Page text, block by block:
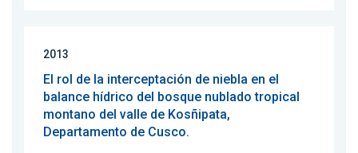
2013
El rol de la interceptación de niebla en el
balance hídrico del bosque nublado tropical
montano del valle de Kosñipata,
Departamento de Cusco.